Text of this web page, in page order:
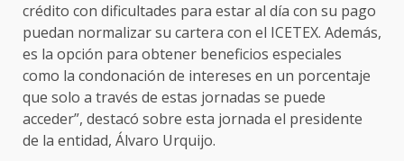
crédito con dificultades para estar al día con su pago
puedan normalizar su cartera con el ICETEX. Además,
es la opción para obtener beneficios especiales
como la condonación de intereses en un porcentaje
que solo a través de estas jornadas se puede
acceder”, destacó sobre esta jornada el presidente
de la entidad, Álvaro Urquijo.